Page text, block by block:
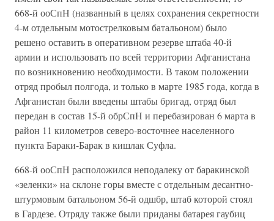
668-й ооСпН (названный в целях сохранения секретности
4-м отдельным мотострелковым батальоном) было
решено оставить в оперативном резерве штаба 40-й
армии и использовать по всей территории Афганистана
по возникновению необходимости. В таком положении
отряд пробыл полгода, и только в марте 1985 года, когда в
Афганистан были введены штабы бригад, отряд был
передан в состав 15-й обрСпН и перебазирован 6 марта в
район 11 километров северо-восточнее населенного
пункта Бараки-Барак в кишлак Суфла.
668-й ооСпН расположился неподалеку от баракинской
«зеленки» на склоне горы вместе с отдельным десантно-
штурмовым батальоном 56-й одшбр, штаб которой стоял
в Гардезе. Отряду также были приданы батарея гаубиц